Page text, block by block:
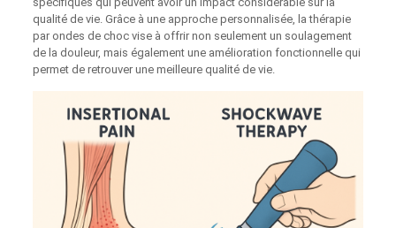
qualité de vie. Grâce à une approche personnalisée, la thérapie
par ondes de choc vise à offrir non seulement un soulagement
de la douleur, mais également une amélioration fonctionnelle qui
permet de retrouver une meilleure qualité de vie.